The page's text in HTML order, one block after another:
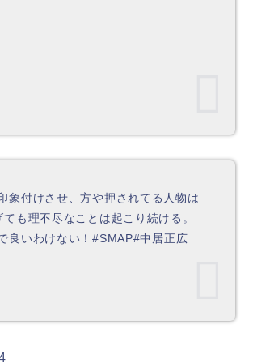
象付けさせ、方や押されてる人物は
も理不尽なことは起こり続ける。
良いわけない！#SMAP#中居正広